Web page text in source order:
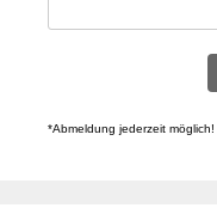
*Abmeldung jederzeit möglich!